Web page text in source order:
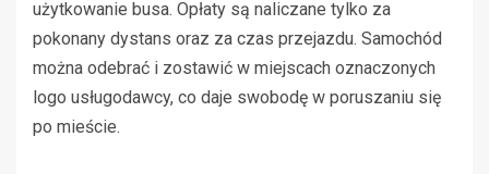
użytkowanie busa. Opłaty są naliczane tylko za
pokonany dystans oraz za czas przejazdu. Samochód
można odebrać i zostawić w miejscach oznaczonych
logo usługodawcy, co daje swobodę w poruszaniu się
po mieście.